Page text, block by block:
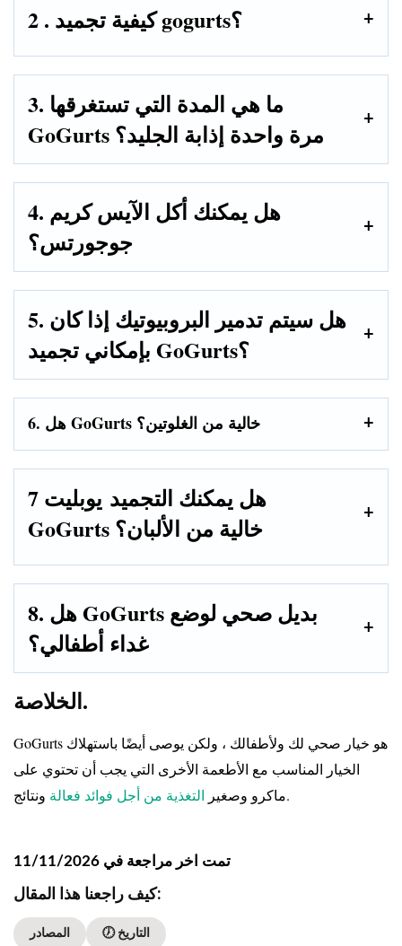
2 . كيفية تجميد gogurts؟
3. ما هي المدة التي تستغرقها
GoGurts مرة واحدة إذابة الجليد؟
4. هل يمكنك أكل الآيس كريم
جوجورتس؟
5. هل سيتم تدمير البروبيوتيك إذا كان
بإمكاني تجميد GoGurts؟
6. هل GoGurts خالية من الغلوتين؟
7 هل يمكنك التجميد يوبليت
GoGurts خالية من الألبان؟
8. هل GoGurts بديل صحي لوضع
الخلاصة.
GoGurts هو خيار صحي لك ولأطفالك ، ولكن يوصى أيضًا باستهلاك
الخيار المناسب مع الأطعمة الأخرى التي يجب أن تحتوي على
ماكرو وصغير التغذية من أجل فوائد فعالة ونتائج.
تمت اخر مراجعة في 11/11/2026
كيف راجعنا هذا المقال:
المصادر 🕖 التاريخ